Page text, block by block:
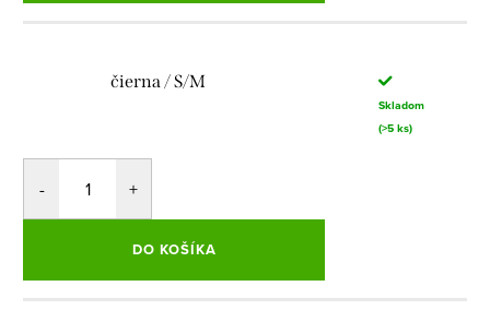
čierna / S/M
Skladom
(>5 ks)
DO KOŠÍKA